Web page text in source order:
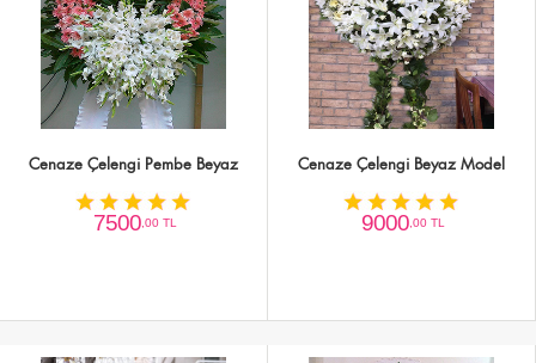
Cenaze Çelengi Pembe Beyaz
7500,00 TL
Cenaze Çelengi Beyaz Model
9000,00 TL